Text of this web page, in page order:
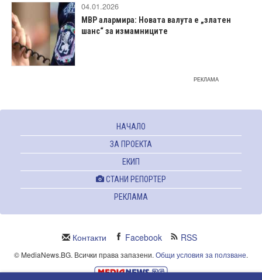
04.01.2026
МВР алармира: Новата валута е „златен
шанс“ за измамниците
РЕКЛАМА
НАЧАЛО
ЗА ПРОЕКТА
ЕКИП
СТАНИ РЕПОРТЕР
РЕКЛАМА
Контакти Facebook RSS
© MediaNews.BG. Всички права запазени. Общи условия за ползване.